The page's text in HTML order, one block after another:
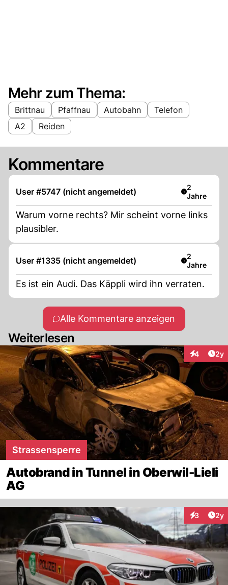
Mehr zum Thema:
Brittnau Pfaffnau Autobahn
Telefon
A2
Reiden
Kommentare
User #5747 (nicht angemeldet) Artikel
2
Jahre
Warum vorne rechts? Mir scheint vorne links
plausibler.
User #1335 (nicht angemeldet) Artikel
2
Jahre
Es ist ein Audi. Das Käppli wird ihn verraten.
Alle Kommentare anzeigen
Weiterlesen
4 2y
Strassensperre
Autobrand in Tunnel in Oberwil-Lieli
AG
3 2y